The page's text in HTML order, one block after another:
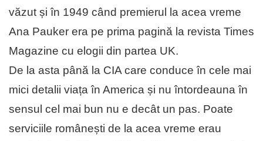
văzut și în 1949 când premierul la acea vreme
Ana Pauker era pe prima pagină la revista Times
Magazine cu elogii din partea UK.
De la asta până la CIA care conduce în cele mai
mici detalii viața în America și nu întordeauna în
sensul cel mai bun nu e decât un pas. Poate
serviciile românești de la acea vreme erau